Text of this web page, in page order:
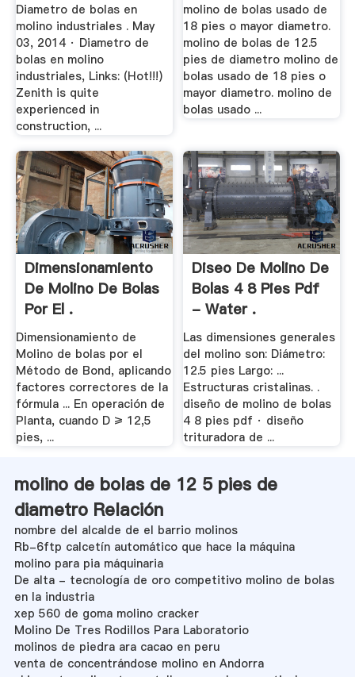
Diametro de bolas en
molino industriales . May
03, 2014 · Diametro de
bolas en molino
industriales, Links: (Hot!!!)
Zenith is quite
experienced in
construction, ...
molino de bolas usado de
18 pies o mayor diametro.
molino de bolas de 12.5
pies de diametro molino de
bolas usado de 18 pies o
mayor diametro. molino de
bolas usado ...
Dimensionamiento
De Molino De Bolas
Por El .
Dimensionamiento de
Molino de bolas por el
Método de Bond, aplicando
factores correctores de la
fórmula ... En operación de
Planta, cuando D ≥ 12,5
pies, ...
Diseo De Molino De
Bolas 4 8 Pies Pdf
- Water .
Las dimensiones generales
del molino son: Diámetro:
12.5 pies Largo: ...
Estructuras cristalinas. .
diseño de molino de bolas
4 8 pies pdf · diseño
trituradora de ...
molino de bolas de 12 5 pies de
diametro Relación
nombre del alcalde de el barrio molinos
Rb-6ftp calcetín automático que hace la máquina
molino para pia máquinaria
De alta - tecnología de oro competitivo molino de bolas
en la industria
xep 560 de goma molino cracker
Molino De Tres Rodillos Para Laboratorio
molinos de piedra ara cacao en peru
venta de concentrándose molino en Andorra